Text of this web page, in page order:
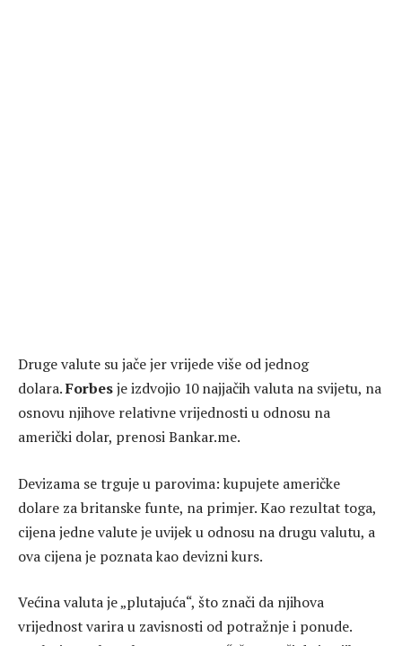
Druge valute su jače jer vrijede više od jednog
dolara.Forbesje izdvojio 10 najjačih valuta na svijetu, na
osnovu njihove relativne vrijednosti u odnosu na
američki dolar, prenosi Bankar.me.
Devizama se trguje u parovima: kupujete američke
dolare za britanske funte, na primjer. Kao rezultat toga,
cijena jedne valute je uvijek u odnosu na drugu valutu, a
ova cijena je poznata kao devizni kurs.
Većina valuta je „plutajuća“, što znači da njihova
vrijednost varira u zavisnosti od potražnje i ponude.